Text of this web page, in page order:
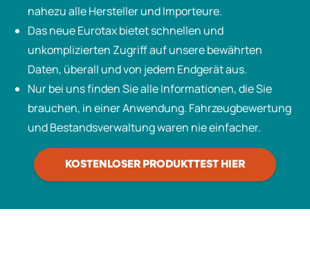
nahezu alle Hersteller und Importeure.
Das neue Eurotax bietet schnellen und
unkomplizierten Zugriff auf unsere bewährten
Daten, überall und von jedem Endgerät aus.
Nur bei uns finden Sie alle Informationen, die Sie
brauchen, in einer Anwendung. Fahrzeugbewertung
und Bestandsverwaltung waren nie einfacher.
KOSTENLOSER PRODUKTTEST HIER